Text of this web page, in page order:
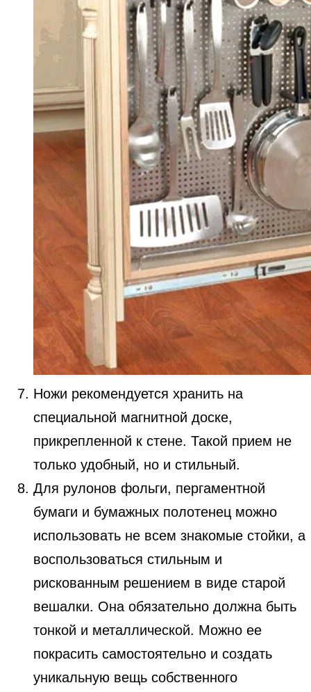
Ножи рекомендуется хранить на
специальной магнитной доске,
прикрепленной к стене. Такой прием не
только удобный, но и стильный.
Для рулонов фольги, пергаментной
бумаги и бумажных полотенец можно
использовать не всем знакомые стойки, а
воспользоваться стильным и
рискованным решением в виде старой
вешалки. Она обязательно должна быть
тонкой и металлической. Можно ее
покрасить самостоятельно и создать
уникальную вещь собственного